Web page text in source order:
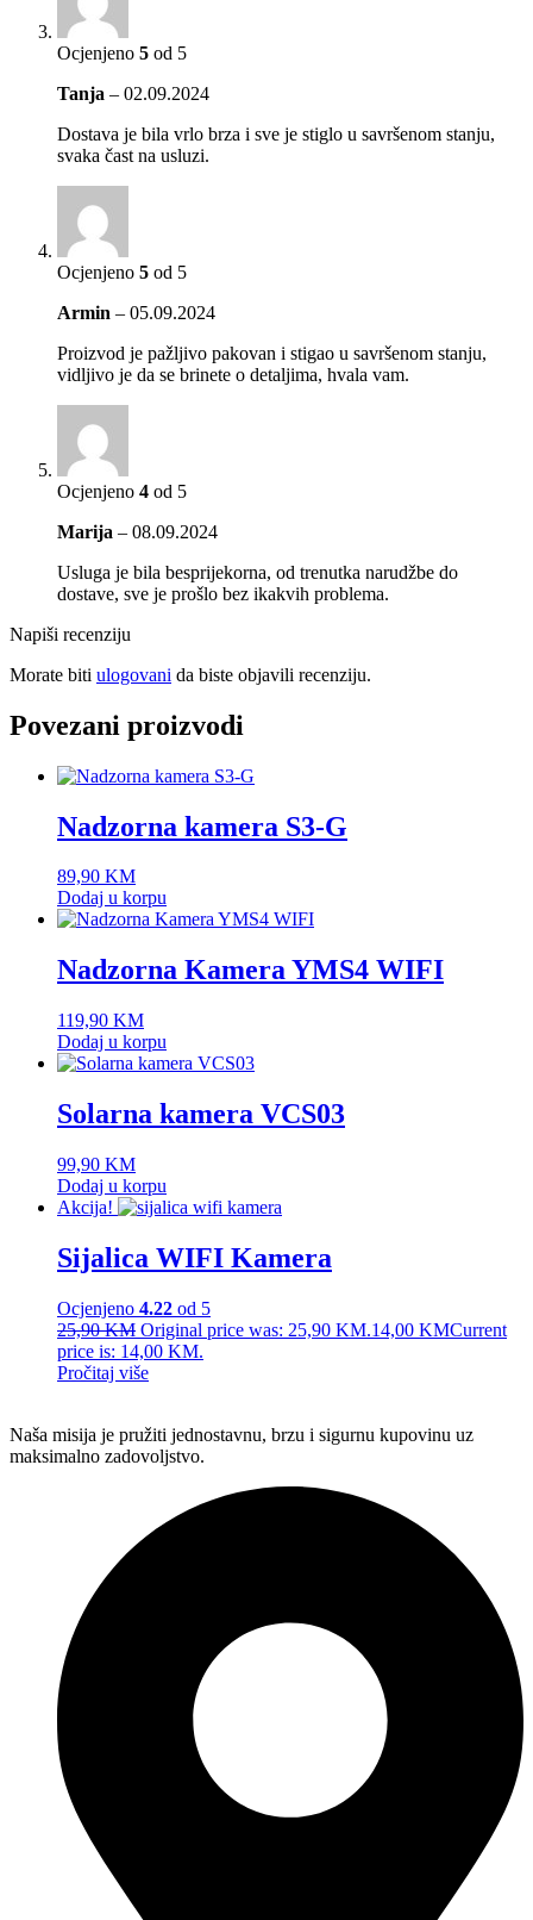
Ocjenjeno 5 od 5
Tanja – 02.09.2024
Dostava je bila vrlo brza i sve je stiglo u savršenom stanju,
svaka čast na usluzi.
Ocjenjeno 5 od 5
Armin – 05.09.2024
Proizvod je pažljivo pakovan i stigao u savršenom stanju,
vidljivo je da se brinete o detaljima, hvala vam.
Ocjenjeno 4 od 5
Marija – 08.09.2024
Usluga je bila besprijekorna, od trenutka narudžbe do
dostave, sve je prošlo bez ikakvih problema.
Napiši recenziju
Morate biti ulogovani da biste objavili recenziju.
Povezani proizvodi
Nadzorna kamera S3-G
89,90 KM
Dodaj u korpu
Nadzorna Kamera YMS4 WIFI
119,90 KM
Dodaj u korpu
Solarna kamera VCS03
99,90 KM
Dodaj u korpu
Akcija!
Sijalica WIFI Kamera
Ocjenjeno 4.22 od 5
25,90KM Original price was: 25,90 KM.14,00 KMCurrent
price is: 14,00 KM.
Pročitaj više
Naša misija je pružiti jednostavnu, brzu i sigurnu kupovinu uz
maksimalno zadovoljstvo.